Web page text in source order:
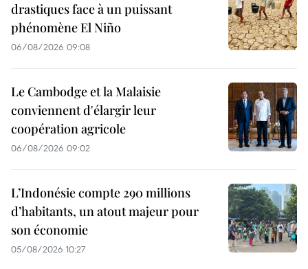
drastiques face à un puissant
phénomène El Niño
06/08/2026 09:08
Le Cambodge et la Malaisie
conviennent d'élargir leur
coopération agricole
06/08/2026 09:02
L’Indonésie compte 290 millions
d’habitants, un atout majeur pour
son économie
05/08/2026 10:27